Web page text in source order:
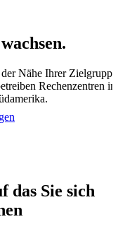
Nähe Ihrer
Rechenzentren in
das Sie sich